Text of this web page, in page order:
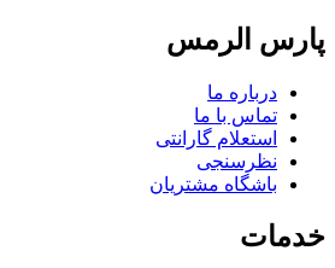
پارس الرمس
درباره ما
تماس با ما
استعلام گارانتی
نظرسنجی
باشگاه مشتریان
خدمات